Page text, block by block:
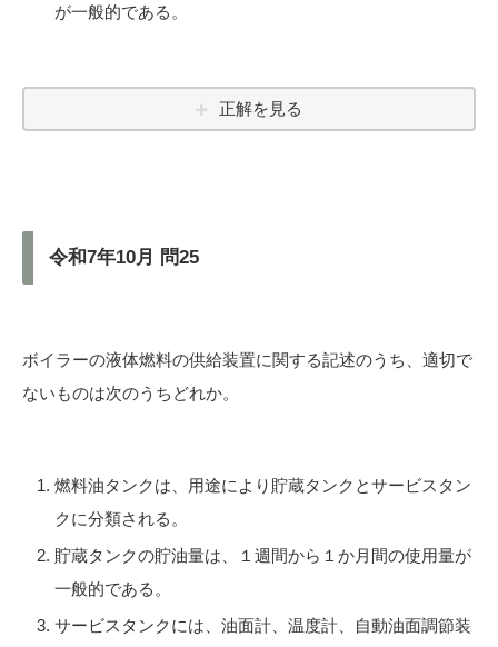
が一般的である。
正解を見る
令和7年10月 問25
ボイラーの液体燃料の供給装置に関する記述のうち、適切で
ないものは次のうちどれか。
燃料油タンクは、用途により貯蔵タンクとサービスタン
クに分類される。
貯蔵タンクの貯油量は、１週間から１か月間の使用量が
一般的である。
サービスタンクには、油面計、温度計、自動油面調節装